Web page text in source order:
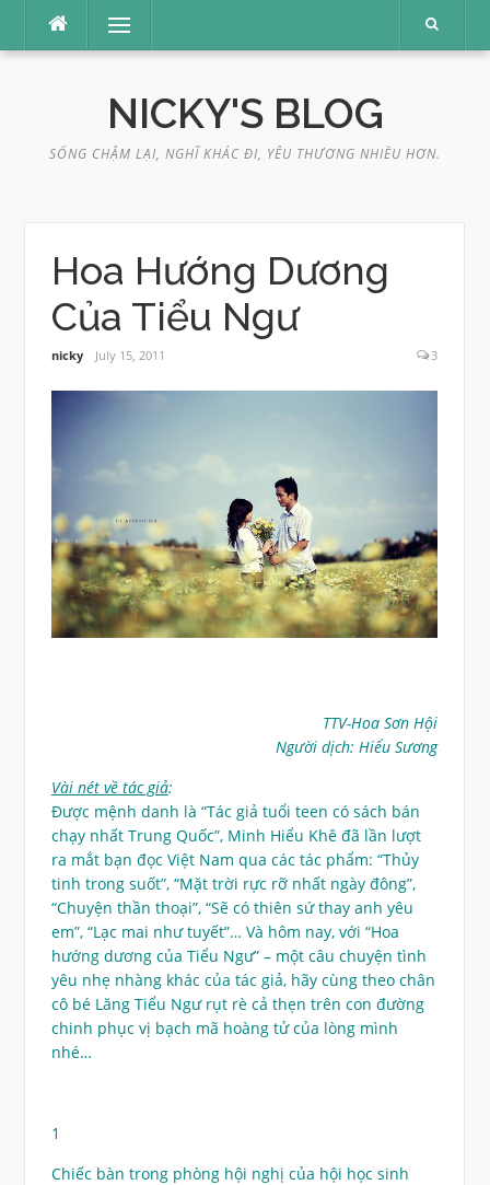
content
Menu
NICKY'S BLOG
SỐNG CHẬM LẠI, NGHĨ KHÁC ĐI, YÊU THƯƠNG NHIỀU HƠN.
Hoa Hướng Dương
Của Tiểu Ngư
nicky July 15, 2011 3
TTV-Hoa Sơn Hội
Người dịch: Hiểu Sương
Vài nét về tác giả:
Được mệnh danh là “Tác giả tuổi teen có sách bán
chạy nhất Trung Quốc”, Minh Hiểu Khê đã lần lượt
ra mắt bạn đọc Việt Nam qua các tác phẩm: “Thủy
tinh trong suốt”, “Mặt trời rực rỡ nhất ngày đông”,
“Chuyện thần thoại”, “Sẽ có thiên sứ thay anh yêu
em”, “Lạc mai như tuyết”… Và hôm nay, với “Hoa
hướng dương của Tiểu Ngư” – một câu chuyện tình
yêu nhẹ nhàng khác của tác giả, hãy cùng theo chân
cô bé Lăng Tiểu Ngư rụt rè cả thẹn trên con đường
chinh phục vị bạch mã hoàng tử của lòng mình
nhé…
1
Chiếc bàn trong phòng hội nghị của hội học sinh